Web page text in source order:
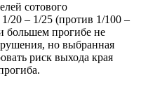
сотового
20 – 1/25 (против 1/100 –
большем прогибе не
но выбранная
риск выхода края